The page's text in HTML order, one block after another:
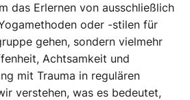
das Erlernen von ausschließlich
oder -stilen für
gehen, sondern vielmehr
Achtsamkeit und
mit Trauma in regulären
verstehen, was es bedeutet,